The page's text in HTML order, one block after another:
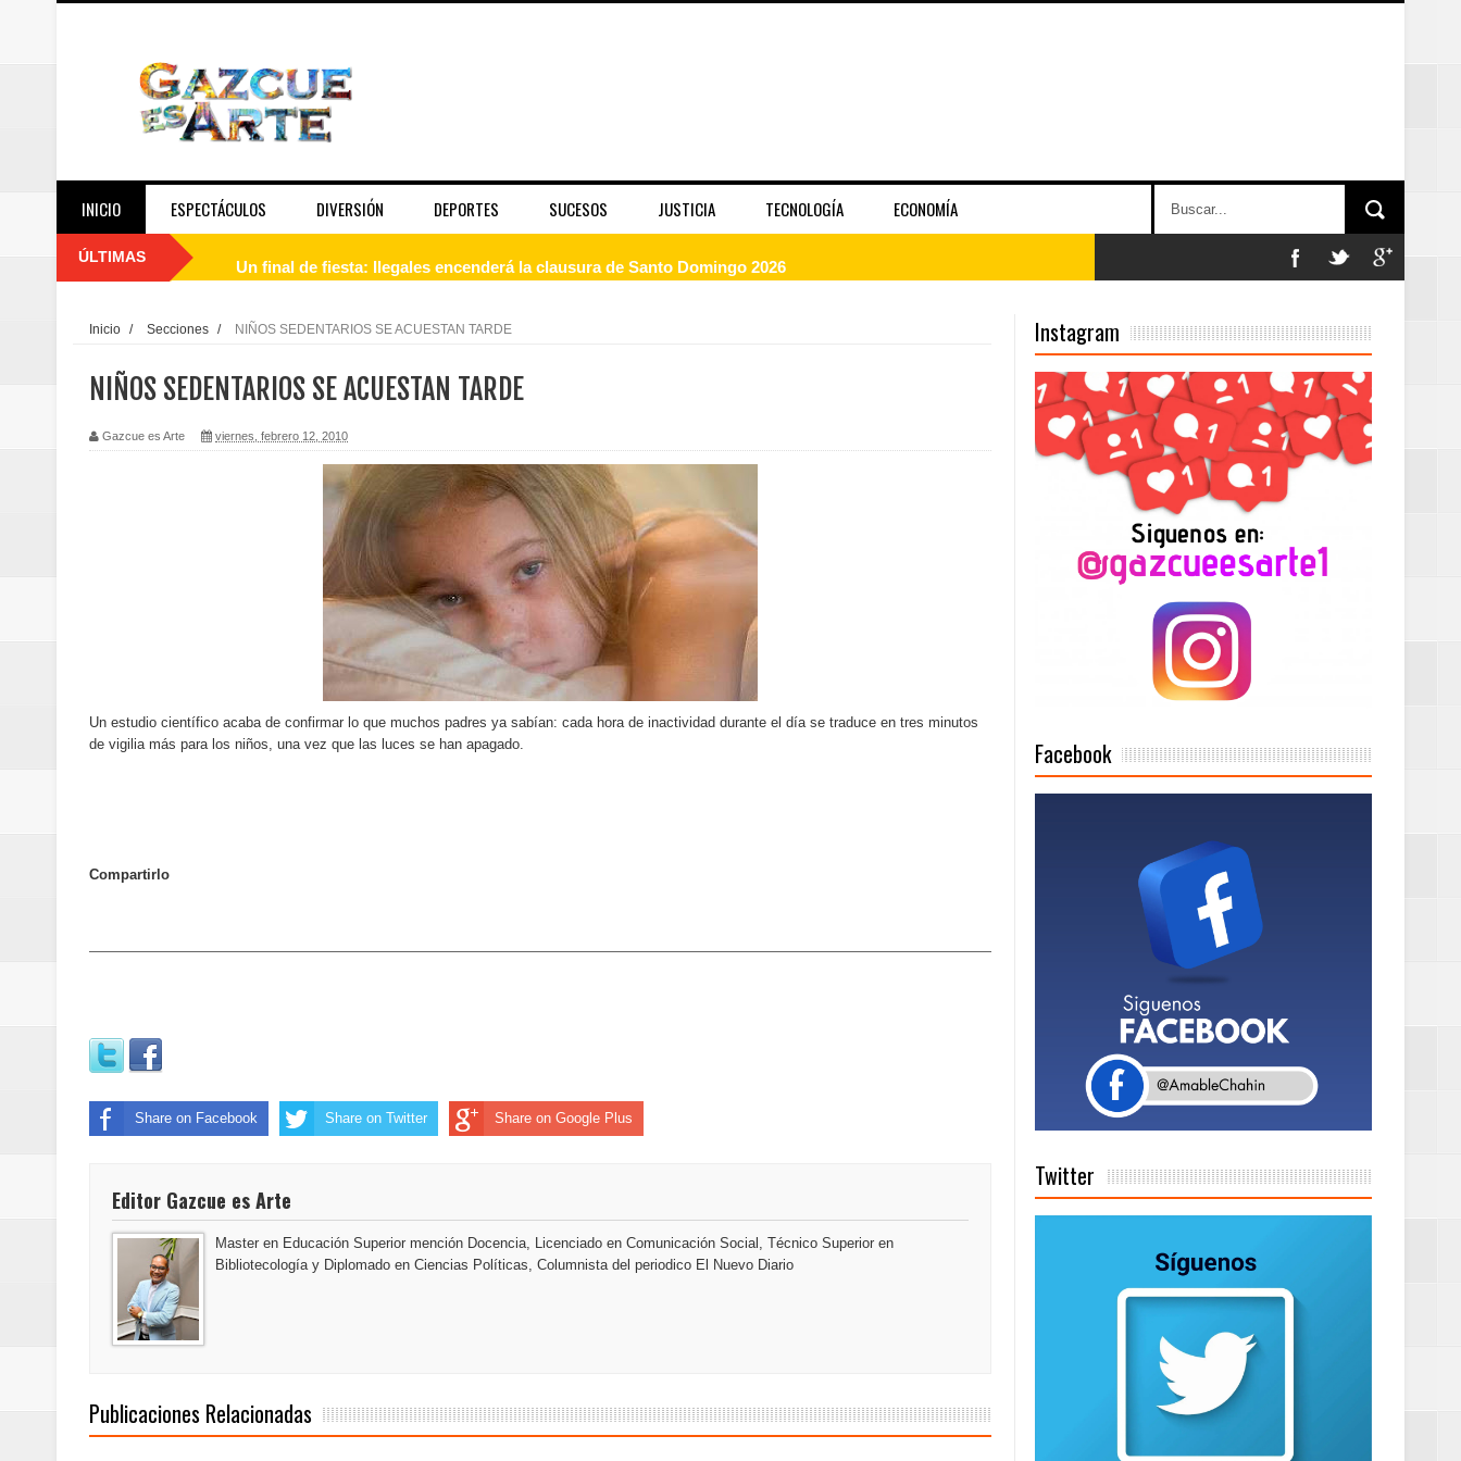
INICIO ESPECTÁCULOS DIVERSIÓN DEPORTES SUCESOS JUSTICIA TECNOLOGÍA ECONOMÍA
ÚLTIMAS Un final de fiesta: Ilegales encenderá la clausura de Santo Domingo 2026
Juan Luis Guerra se acompaña del coro “Más que Vencedores” y nos regala el “Canto a la Patria” en la clausura
de los Centroamericanos y del Caribe
Oscar Abreu cuestiona la interrupción del Premio Nacional de Artes Visuales
Embajada dominicana en Francia y Banreservas lanzan convocatoria para residencias artísticas en París
Pavel Núñez y su Bipolarband deslumbran con una noche de fusiones e invitados de lujo en el Hard Rock Café
Banreservas y Banco Popular abordan retos y oportunidades del sistema financiero nacional
“Los Rechazados 2” llega a los cines impulsada por la franquicia dominicana más taquillera del 2025
Designan a Angelina Biviana Riveiro como vicepresidenta ejecutiva de Fiduciaria Reservas
Doctor Leonardo Aguilera afirma que Banreservas seguirá impulsando la seguridad alimentaria tras salida de RD
del mapa del hambre
Banreservas y sus filiales realizan en Santiago el segundo Foro del Ahorro y la Inversión “Reserva tu Capital”
Banreservas inaugura oficina en el Centro de Retención de Vehículos de Pedro Brand
minutos
Inicio / Secciones / NIÑOS SEDENTARIOS SE ACUESTAN TARDE
NIÑOS SEDENTARIOS SE ACUESTAN TARDE
Gazcue es Arte viernes, febrero 12, 2010
Un estudio científico acaba de confirmar lo que muchos padres ya sabían: cada hora de inactividad durante el día se traduce en tres minutos
de vigilia más para los niños, una vez que las luces se han apagado.
Compartirlo
Share on Facebook Share on Twitter Share on Google Plus
Editor Gazcue es Arte
Master en Educación Superior mención Docencia, Licenciado en Comunicación Social, Técnico Superior en
Bibliotecología y Diplomado en Ciencias Políticas, Columnista del periodico El Nuevo Diario
Publicaciones Relacionadas
Instagram
Facebook
Twitter